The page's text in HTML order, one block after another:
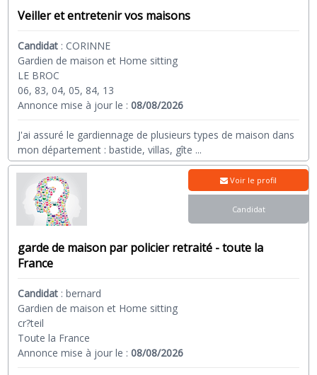
Veiller et entretenir vos maisons
Candidat : CORINNE
Gardien de maison et Home sitting
LE BROC
06, 83, 04, 05, 84, 13
Annonce mise à jour le :08/08/2026
J'ai assuré le gardiennage de plusieurs types de maison dans
mon département : bastide, villas, gîte ...
garde de maison par policier retraité - toute la
France
Candidat :bernard
Gardien de maison et Home sitting
cr?teil
Toute la France
Annonce mise à jour le :08/08/2026
Voir le profil
Candidat